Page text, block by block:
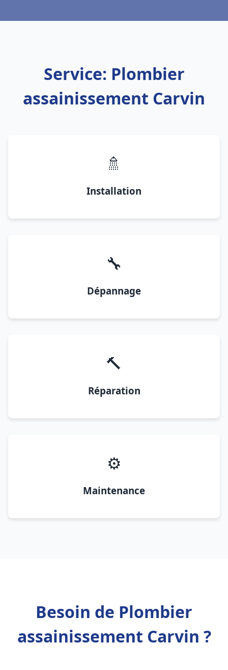
Service: Plombier
assainissement Carvin
🚿
Installation
🔧
Dépannage
🔨
Réparation
⚙️
Maintenance
Besoin de Plombier
assainissement Carvin ?